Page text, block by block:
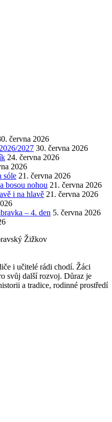
června 2026
2027 30. června 2026
24. června 2026
2026
sóle 21. června 2026
bosou nohou 21. června 2026
i na hlavě 21. června 2026
– 4. den 5. června 2026
Žižkov
i učitelé rádi chodí. Žáci
svůj další rozvoj. Důraz je
a tradice, rodinné prostředí